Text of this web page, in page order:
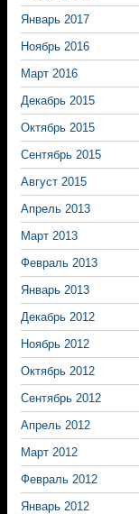
Январь 2017
Ноябрь 2016
Март 2016
Декабрь 2015
Октябрь 2015
Сентябрь 2015
Август 2015
Апрель 2013
Март 2013
Февраль 2013
Январь 2013
Декабрь 2012
Ноябрь 2012
Октябрь 2012
Сентябрь 2012
Апрель 2012
Март 2012
Февраль 2012
Январь 2012